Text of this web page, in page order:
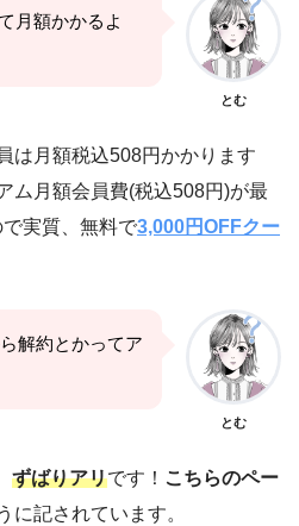
月額かかるよ
とむ
は月額税込508円かかります
ム月額会員費(税込508円)が最
実質、無料で3,000円OFFクー
解約とかってア
とむ
ずばりアリです！ こちらのペー
に記されています。